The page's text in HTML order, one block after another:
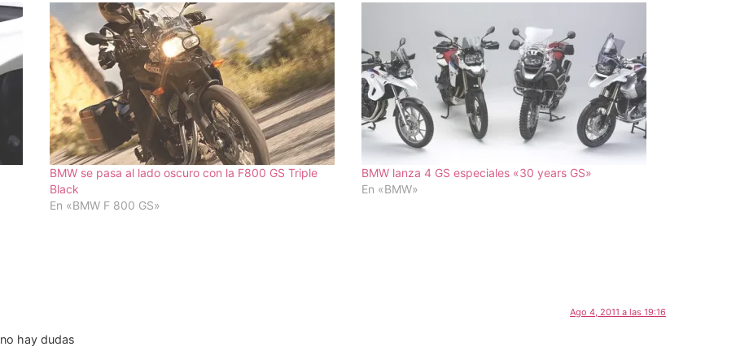
BMW se pasa al lado oscuro con la F800 GS Triple
Black
En «BMW F 800 GS»
BMW lanza 4 GS especiales «30 years GS»
En «BMW»
Ago 4, 2011 a las 19:16
hay dudas